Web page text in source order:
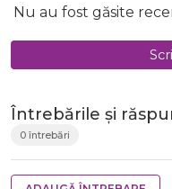
Nu au fost găsite
Întrebările și
0 întrebări